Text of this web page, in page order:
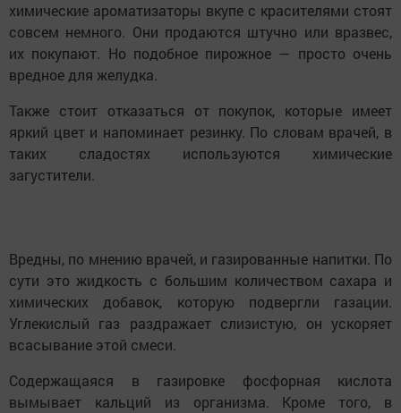
химические ароматизаторы вкупе с красителями стоят
совсем немного. Они продаются штучно или вразвес,
их покупают. Но подобное пирожное — просто очень
вредное для желудка.
Также стоит отказаться от покупок, которые имеет
яркий цвет и напоминает резинку. По словам врачей, в
таких сладостях используются химические
загустители.
Вредны, по мнению врачей, и газированные напитки. По
сути это жидкость с большим количеством сахара и
химических добавок, которую подвергли газации.
Углекислый газ раздражает слизистую, он ускоряет
всасывание этой смеси.
Содержащаяся в газировке фосфорная кислота
вымывает кальций из организма. Кроме того, в